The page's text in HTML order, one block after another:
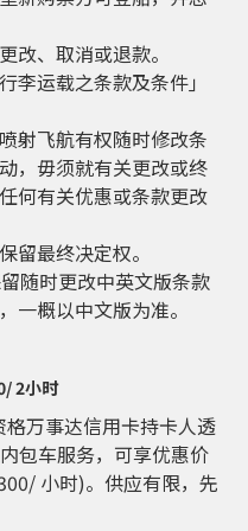
改、取消或退款。
李运载之条款及条件」
射飞航有权随时修改条
，毋须就有关更改或终
何有关优惠或条款更改
留最终决定权。
随时更改中英文版条款
一概以中文版为准。
2小时
万事达信用卡持卡人透
包车服务，可享优惠价
小时)。供应有限，先